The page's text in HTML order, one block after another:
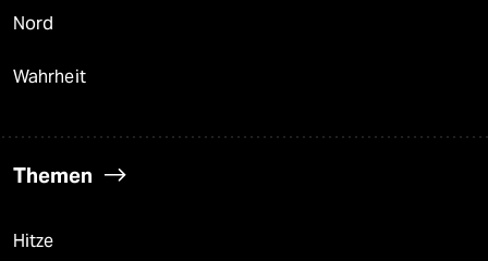
Nord
Wahrheit
Themen
Hitze